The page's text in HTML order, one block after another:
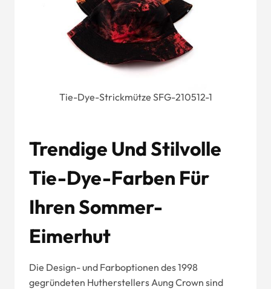
Tie-Dye-Strickmütze SFG-210512-1
Trendige Und Stilvolle
Tie-Dye-Farben Für
Ihren Sommer-
Eimerhut
Die Design- und Farboptionen des 1998
gegründeten Hutherstellers Aung Crown sind